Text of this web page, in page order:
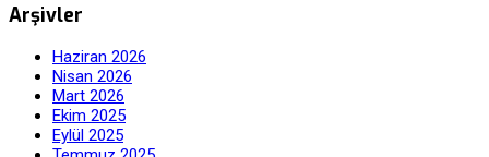
Arşivler
Haziran 2026
Nisan 2026
Mart 2026
Ekim 2025
Eylül 2025